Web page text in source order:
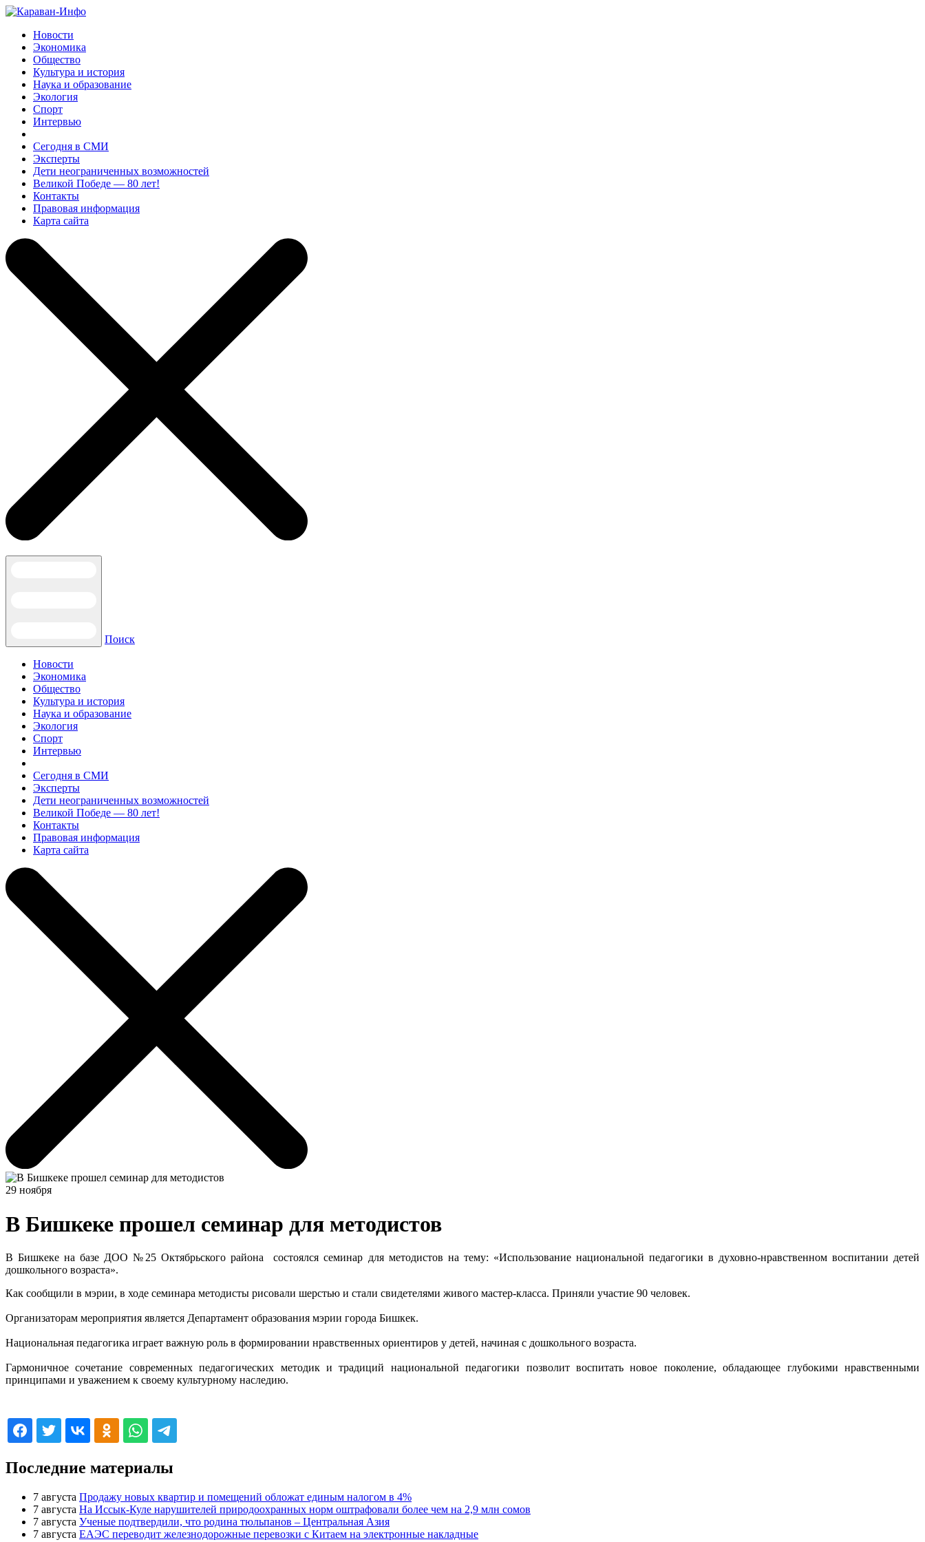
Новости
Экономика
Общество
Культура и история
Наука и образование
Экология
Спорт
Интервью
Сегодня в СМИ
Эксперты
Дети неограниченных возможностей
Великой Победе — 80 лет!
Контакты
Правовая информация
Карта сайта
Поиск
Новости
Экономика
Общество
Культура и история
Наука и образование
Экология
Спорт
Интервью
Сегодня в СМИ
Эксперты
Дети неограниченных возможностей
Великой Победе — 80 лет!
Контакты
Правовая информация
Карта сайта
29 ноября
В Бишкеке прошел семинар для методистов
В Бишкеке на базе ДОО №25 Октябрьского района состоялся семинар для методистов на тему: «Использование национальной педагогики в духовно-нравственном воспитании детей
дошкольного возраста».
Как сообщили в мэрии, в ходе семинара методисты рисовали шерстью и стали свидетелями живого мастер-класса. Приняли участие 90 человек.
Организаторам мероприятия является Департамент образования мэрии города Бишкек.
Национальная педагогика играет важную роль в формировании нравственных ориентиров у детей, начиная с дошкольного возраста.
Гармоничное сочетание современных педагогических методик и традиций национальной педагогики позволит воспитать новое поколение, обладающее глубокими нравственными
принципами и уважением к своему культурному наследию.
Последние материалы
7 августа Продажу новых квартир и помещений обложат единым налогом в 4%
7 августа На Иссык-Куле нарушителей природоохранных норм оштрафовали более чем на 2,9 млн сомов
7 августа Ученые подтвердили, что родина тюльпанов – Центральная Азия
7 августа ЕАЭС переводит железнодорожные перевозки с Китаем на электронные накладные